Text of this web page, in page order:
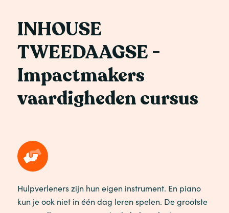
INHOUSE
TWEEDAAGSE -
Impactmakers
vaardigheden cursus
Hulpverleners zijn hun eigen instrument. En piano
kun je ook niet in één dag leren spelen. De grootste